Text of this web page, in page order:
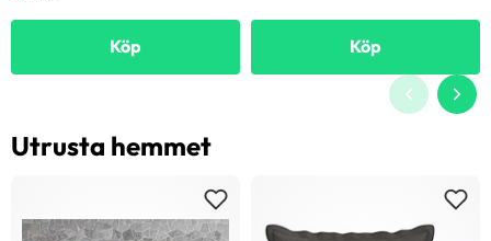
Köp Köp
Utrusta hemmet